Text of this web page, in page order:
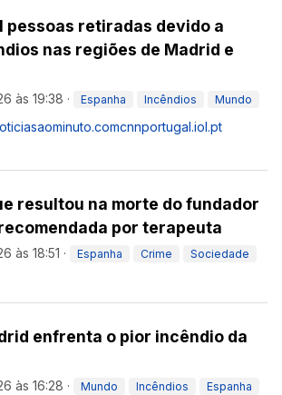
pessoas retiradas devido a
nas regiões de Madrid e
às 19:38 · Espanha Incêndios Mundo
cnnportugal.iol.pt
resultou na morte do fundador
por terapeuta
às 18:51 · Espanha Crime Sociedade
enfrenta o pior incêndio da
às 16:28 · Mundo Incêndios Espanha